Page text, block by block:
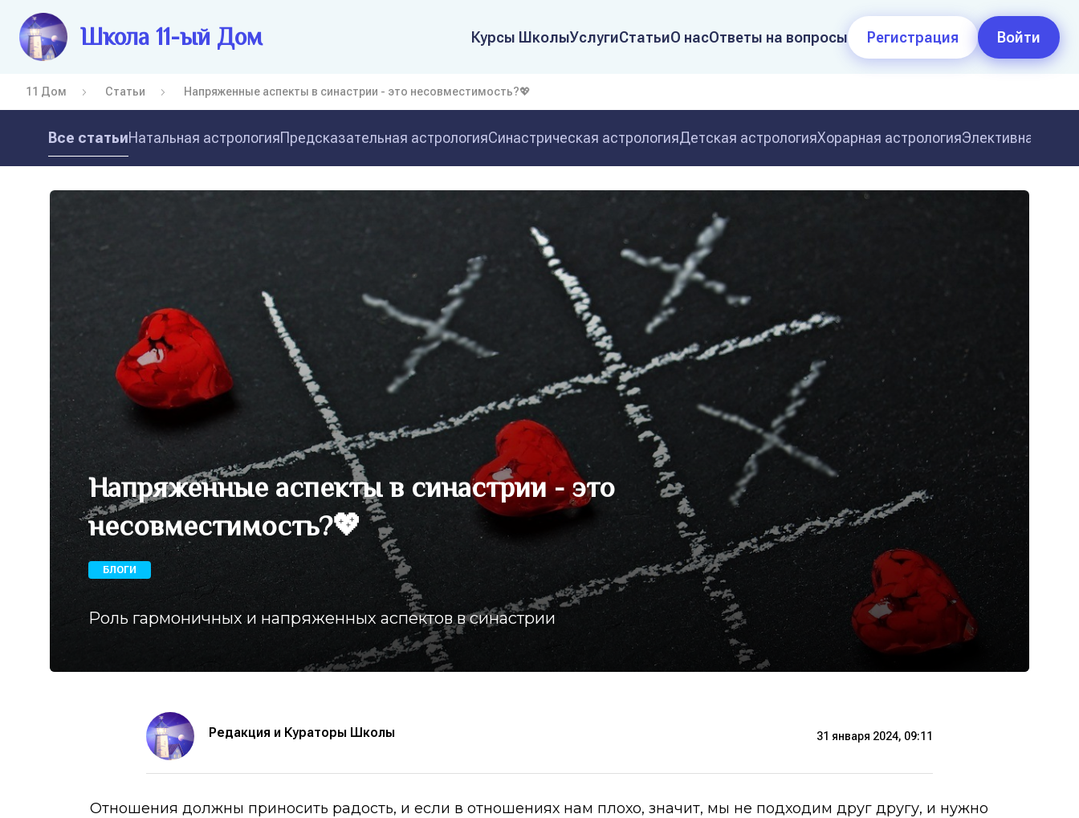
Школа 11-ый Дом Курсы ШколыУслугиСтатьиО насОтветы на вопросы Регистрация Войти
11 Дом Статьи Напряженные аспекты в синастрии - это несовместимость?💖
Все статьиНатальная астрологияПредсказательная астрологияСинастрическая астрологияДетская астрологияХорарная астрологияЭлективная
Напряженные аспекты в синастрии - это
несовместимость?💖
БЛОГИ
Роль гармоничных и напряженных аспектов в синастрии
Редакция и Кураторы Школы 31 января 2024, 09:11
Отношения должны приносить радость, и если в отношениях нам плохо, значит, мы не подходим друг другу, и нужно